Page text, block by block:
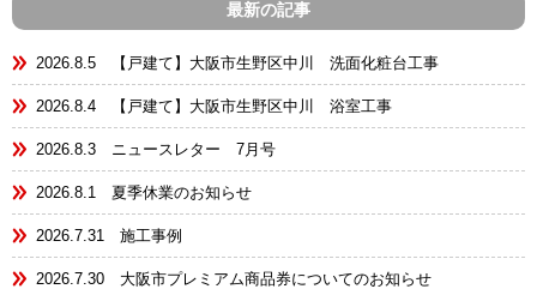
最新の記事
2026.8.5 【戸建て】大阪市生野区中川 洗面化粧台工事
2026.8.4 【戸建て】大阪市生野区中川 浴室工事
2026.8.3 ニュースレター 7月号
2026.8.1 夏季休業のお知らせ
2026.7.31 施工事例
2026.7.30 大阪市プレミアム商品券についてのお知らせ